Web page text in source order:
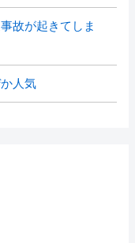
故が起きてしま
人気